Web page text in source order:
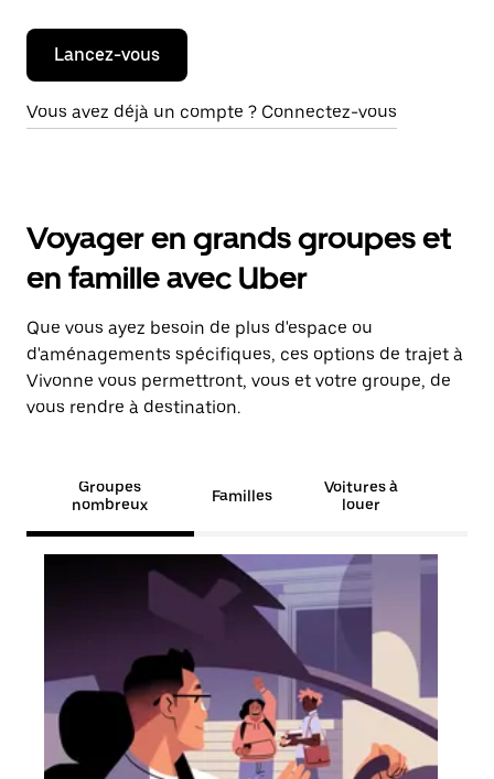
Lancez-vous
Vous avez déjà un compte ? Connectez-vous
Voyager en grands groupes et
en famille avec Uber
Que vous ayez besoin de plus d'espace ou
d'aménagements spécifiques, ces options de trajet à
Vivonne vous permettront, vous et votre groupe, de
vous rendre à destination.
Groupes
nombreux
Familles
Voitures à
louer